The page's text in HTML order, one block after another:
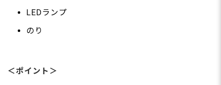
LEDランプ
のり
＜ポイント＞